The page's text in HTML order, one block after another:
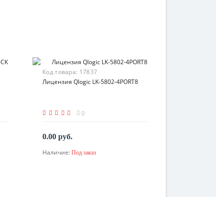
Код товара: 17837
Лицензия Qlogic LK-5802-4PORT8
0
0.00 руб.
По запросу
Наличие: Под заказ